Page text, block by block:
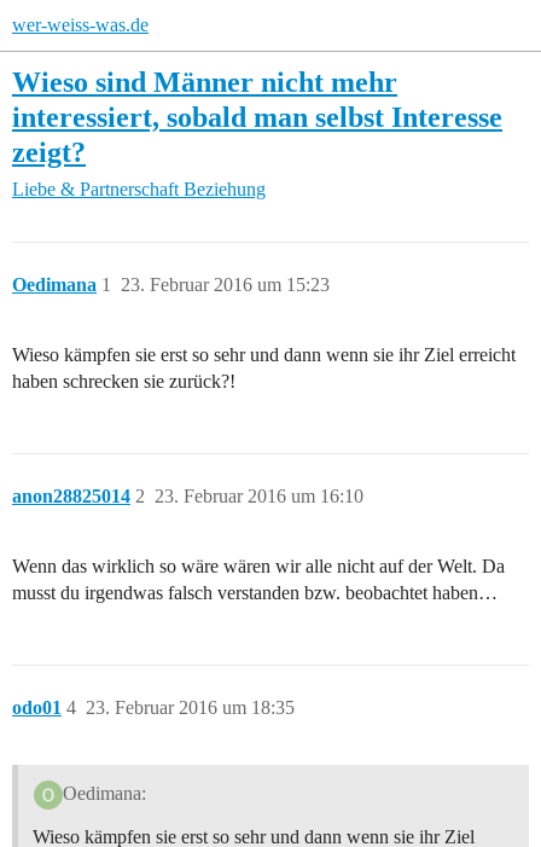
wer-weiss-was.de
Wieso sind Männer nicht mehr
interessiert, sobald man selbst Interesse
zeigt?
Liebe & Partnerschaft Beziehung
Oedimana 23. Februar 2016 um 15:23
1
Wieso kämpfen sie erst so sehr und dann wenn sie ihr Ziel erreicht
haben schrecken sie zurück?!
anon28825014 23. Februar 2016 um 16:10
2
Wenn das wirklich so wäre wären wir alle nicht auf der Welt. Da
musst du irgendwas falsch verstanden bzw. beobachtet haben…
odo01 23. Februar 2016 um 18:35
4
Oedimana:
Wieso kämpfen sie erst so sehr und dann wenn sie ihr Ziel